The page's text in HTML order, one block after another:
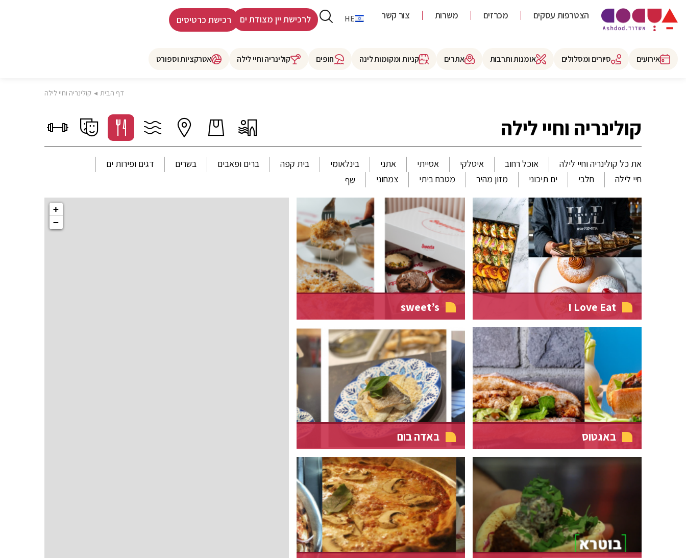
הצטרפות עסקים מכרזים משרות צור קשר HE
RU
לרכישת יין מצודת ים רכישת כרטיסים
אירועים סיורים ומסלולים אומנות ותרבות אתרים קניות ומקומות לינה חופים קולינריה וחיי לילה אטרקציות וספורט
דף הבית ◂ קולינריה וחיי לילה
קולינריה וחיי לילה
את כל קולינריה וחיי לילה אוכל רחוב איטלקי אסייתי אתני בינלאומי בית קפה ברים ופאבים בשרים
דגים ופירות ים
חיי לילה
חלבי ים תיכוני מזון מהיר מטבח ביתי צמחוני שף
I Love Eat
sweet’s
באגטוס באדה בום
+
−